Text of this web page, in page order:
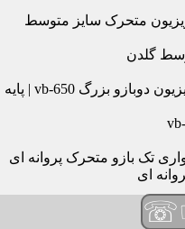
متحرک سایز متوسط
گلدن
قیمت و خرید براکت دیواری تلویزیون دوبازو بزرگ vb-650 | پایه
تک بازو متحرک پروانه ای
ای
| براکت دیواری تلویزیون